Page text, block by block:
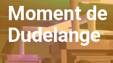
Moment
Dudelange